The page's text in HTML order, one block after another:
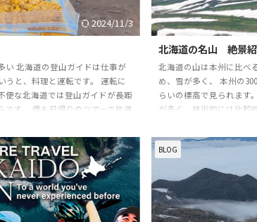
2024/11/3
い 北海道の登山ガイドは仕事が
うと、料理と運転です。 運転に
便な北海道では登山ガイドが長距
です。 僕も日帰りのツアーで片道
です。 運転はわかるけど料理？
。北アルプスや八ヶ岳のように食
うなるの？ 自分で作る必要が
ガイドが作る ...
北海道の名山 絶景
北海道の山は本州に比べ
め、雪が多く、 本州の
らいの標高で見られます
が多く、技術的には比較
ガイドツアーであればそ
をはじめ、北海道は名山
ムラウシ、羊蹄山は特に
りの写真です。 幌尻 ...
BLOG